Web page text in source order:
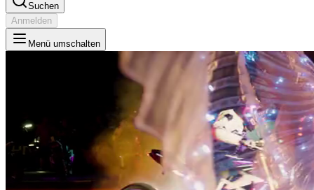
Suchen
Anmelden
Menü umschalten